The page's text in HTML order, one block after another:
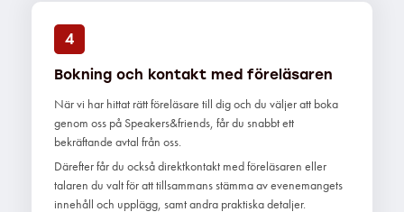
4
Bokning och kontakt med föreläsaren
När vi har hittat rätt föreläsare till dig och du väljer att boka
genom oss på Speakers&friends, får du snabbt ett
bekräftande avtal från oss.
Därefter får du också direktkontakt med föreläsaren eller
talaren du valt för att tillsammans stämma av evenemangets
innehåll och upplägg, samt andra praktiska detaljer.